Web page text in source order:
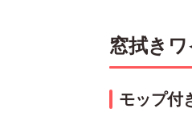
窓拭き
モップ付